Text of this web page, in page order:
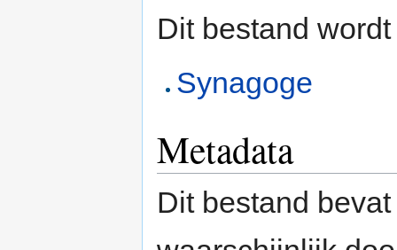
Dit bestand
Synagoge
Metadata
Dit bestand